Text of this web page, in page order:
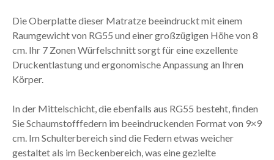
Die Oberplatte dieser Matratze beeindruckt mit einem
Raumgewicht von RG55 und einer großzügigen Höhe von 8
cm. Ihr 7 Zonen Würfelschnitt sorgt für eine exzellente
Druckentlastung und ergonomische Anpassung an Ihren
Körper.
In der Mittelschicht, die ebenfalls aus RG55 besteht, finden
Sie Schaumstofffedern im beeindruckenden Format von 9×9
cm. Im Schulterbereich sind die Federn etwas weicher
gestaltet als im Beckenbereich, was eine gezielte